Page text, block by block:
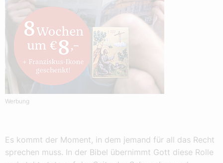
Werbung
Es kommt der Moment, in dem jemand für all das Recht
sprechen muss. In der Bibel übernimmt Gott diese Rolle